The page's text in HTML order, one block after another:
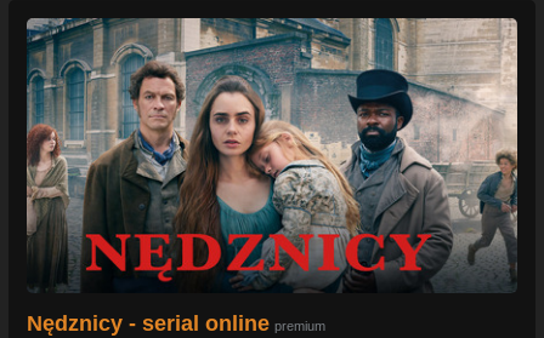
Nędznicy - serial online premium